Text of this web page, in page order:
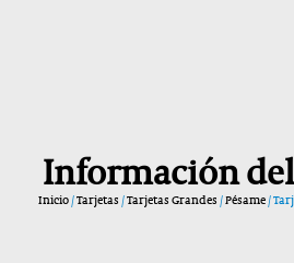
Información
Inicio/Tarjetas /Tarjetas Grandes /Pésame/